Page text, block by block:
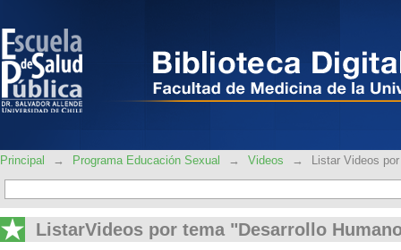
Principal → Programa Educación Sexual → Videos → Listar Videos
ListarVideos por tema "Desarrollo